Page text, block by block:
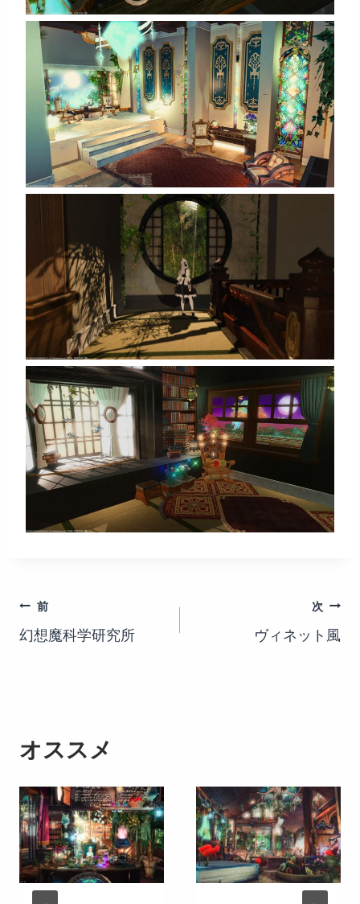
投
稿
ゲ
シ
ョ
ン
前
幻想魔科学研究所
次
ヴィネット風
オススメ